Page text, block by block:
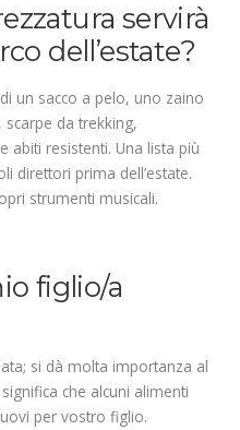
servirà
dell’estate?
un sacco a pelo, uno zaino
da trekking,
abiti resistenti. Una lista più
direttori prima dell’estate.
strumenti musicali.
figlio/a
si dà molta importanza al
che alcuni alimenti
per vostro figlio.